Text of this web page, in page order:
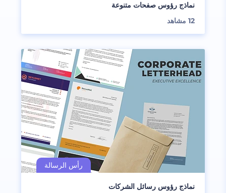
نماذج رؤوس صفحات متنوعة
12 مشاهد
نماذج رؤوس رسائل الشركات